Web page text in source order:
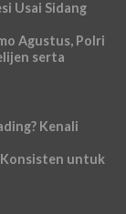
Usai Sidang
Agustus, Polri
serta
Kenali
untuk